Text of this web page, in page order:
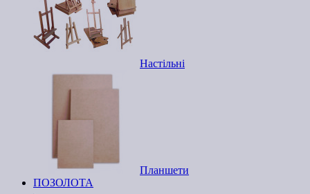
Настільні
Планшети
ПОЗОЛОТА